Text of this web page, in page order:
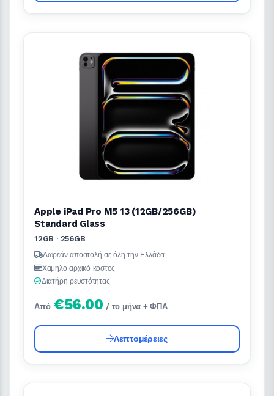
Apple iPad Pro M5 13 (12GB/256GB)
Standard Glass
12GB · 256GB
Δωρεάν αποστολή σε όλη την Ελλάδα
Χαμηλό αρχικό κόστος
Διατήρη ρευστότητας
Από €56.00 / το μήνα + ΦΠΑ
Λεπτομέρειες